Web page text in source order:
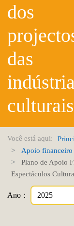
dos
das
culturais
Você está aqui:
Apoio financeiro
Plano de Apoio
Espectáculos
Ano：